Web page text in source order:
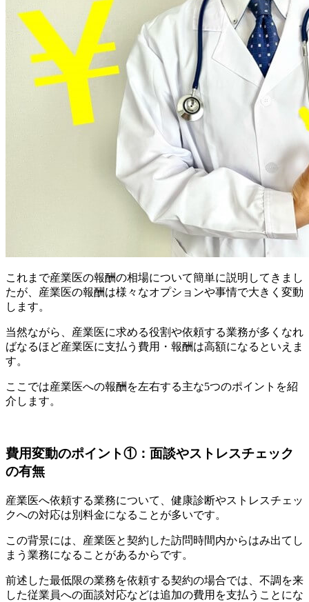
これまで産業医の報酬の相場について簡単に説明してきまし
たが、産業医の報酬は様々なオプションや事情で大きく変動
します。
当然ながら、産業医に求める役割や依頼する業務が多くなれ
ばなるほど産業医に支払う費用・報酬は高額になるといえま
す。
ここでは産業医への報酬を左右する主な5つのポイントを紹
介します。
費用変動のポイント①：面談やストレスチェック
の有無
産業医へ依頼する業務について、健康診断やストレスチェッ
クへの対応は別料金になることが多いです。
この背景には、産業医と契約した訪問時間内からはみ出てし
まう業務になることがあるからです。
前述した最低限の業務を依頼する契約の場合では、不調を来
した従業員への面談対応などは追加の費用を支払うことにな